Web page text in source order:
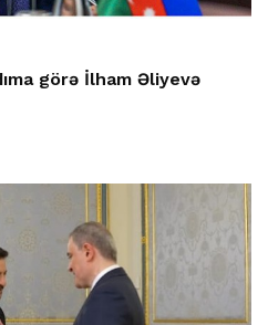
görə İlham Əliyevə